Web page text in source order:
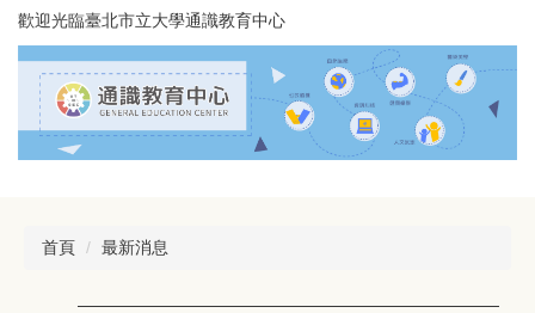
跳
到
主
歡迎光臨臺北市立大學通識教育中心
首頁 最新消息